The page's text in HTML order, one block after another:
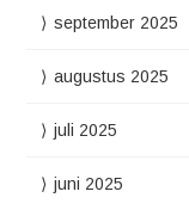
september 2025
augustus 2025
juli 2025
juni 2025